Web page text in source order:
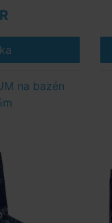
na bazén